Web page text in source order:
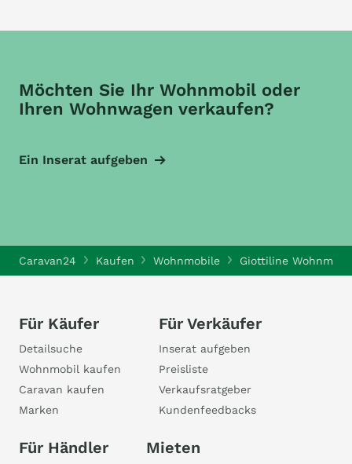
Möchten Sie Ihr Wohnmobil oder
Ihren Wohnwagen verkaufen?
Ein Inserat aufgeben
Caravan24 Kaufen Wohnmobile Giottiline
Für Käufer
Detailsuche
Wohnmobil kaufen
Caravan kaufen
Marken
Für Verkäufer
Inserat aufgeben
Preisliste
Verkaufsratgeber
Kundenfeedbacks
Für Händler Mieten